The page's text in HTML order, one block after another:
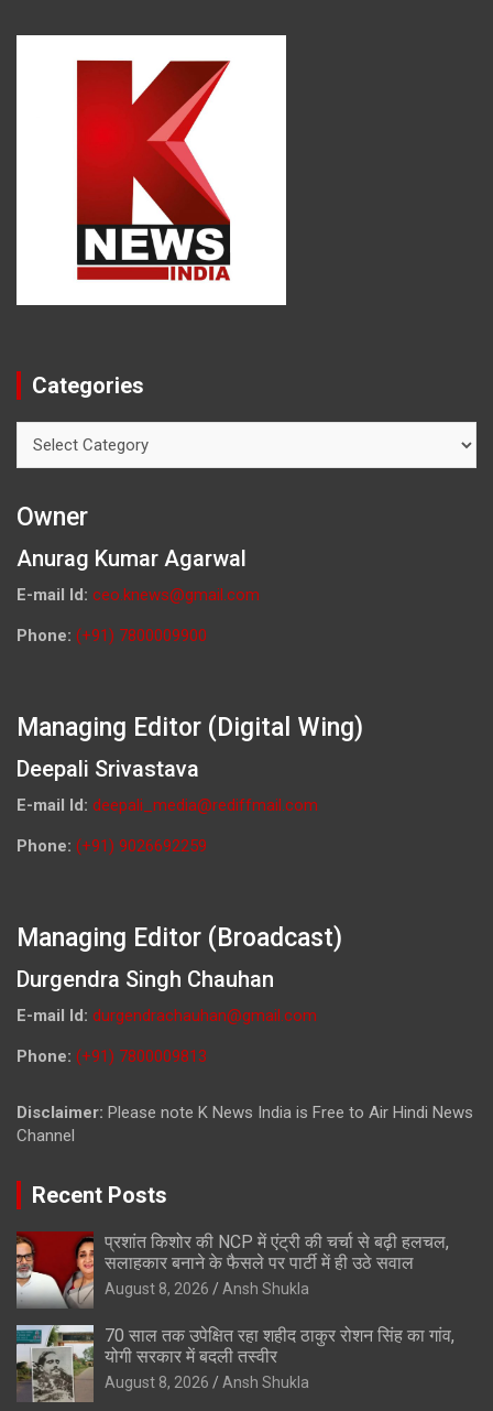
Categories
Owner
Anurag Kumar Agarwal
E-mail Id: ceo.knews@gmail.com
Phone: (+91) 7800009900
Managing Editor (Digital Wing)
Deepali Srivastava
E-mail Id: deepali_media@rediffmail.com
Phone: (+91) 9026692259
Managing Editor (Broadcast)
Durgendra Singh Chauhan
E-mail Id: durgendrachauhan@gmail.com
Phone: (+91) 7800009813
Disclaimer: Please note K News India is Free to Air Hindi News
Channel
Recent Posts
प्रशांत किशोर की NCP में एंट्री की चर्चा से बढ़ी हलचल,
सलाहकार बनाने के फैसले पर पार्टी में ही उठे सवाल
August 8, 2026 Ansh Shukla
70 साल तक उपेक्षित रहा शहीद ठाकुर रोशन सिंह का गांव,
योगी सरकार में बदली तस्वीर
August 8, 2026 Ansh Shukla